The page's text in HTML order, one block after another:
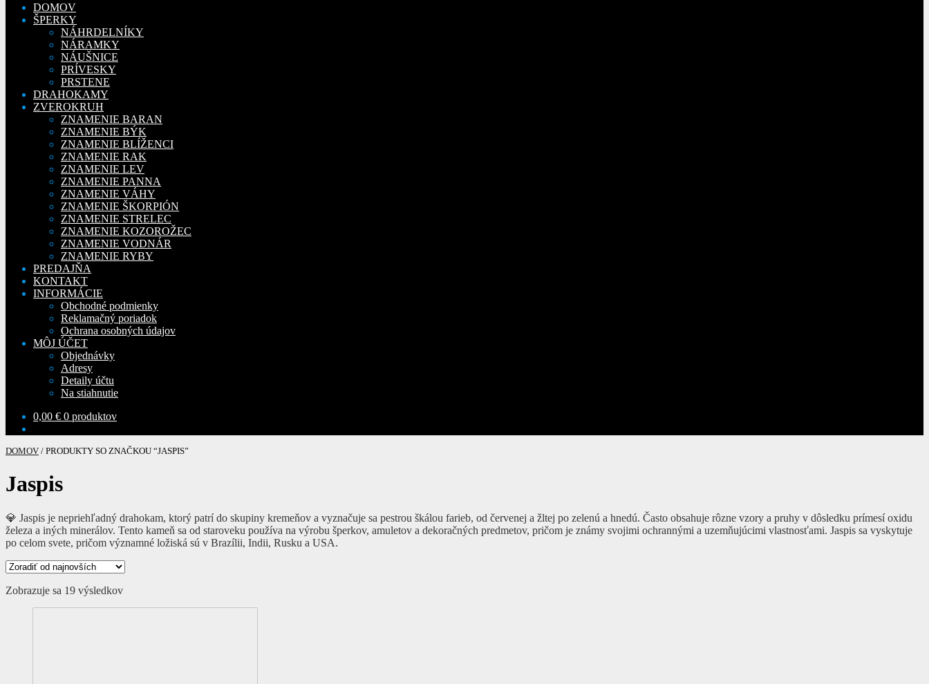
DOMOV
ŠPERKY
NÁHRDELNÍKY
NÁRAMKY
NÁUŠNICE
PRÍVESKY
PRSTENE
DRAHOKAMY
ZVEROKRUH
ZNAMENIE BARAN
ZNAMENIE BÝK
ZNAMENIE BLÍŽENCI
ZNAMENIE RAK
ZNAMENIE LEV
ZNAMENIE PANNA
ZNAMENIE VÁHY
ZNAMENIE ŠKORPIÓN
ZNAMENIE STRELEC
ZNAMENIE KOZOROŽEC
ZNAMENIE VODNÁR
ZNAMENIE RYBY
PREDAJŇA
KONTAKT
INFORMÁCIE
Obchodné podmienky
Reklamačný poriadok
Ochrana osobných údajov
MÔJ ÚČET
Objednávky
Adresy
Detaily účtu
Na stiahnutie
0,00 € 0 produktov
DOMOV / PRODUKTY SO ZNAČKOU “JASPIS”
Jaspis
💎 Jaspis je nepriehľadný drahokam, ktorý patrí do skupiny kremeňov a vyznačuje sa pestrou škálou farieb, od červenej a žltej po zelenú a hnedú. Často obsahuje rôzne vzory a pruhy v dôsledku prímesí oxidu
železa a iných minerálov. Tento kameň sa od staroveku používa na výrobu šperkov, amuletov a dekoračných predmetov, pričom je známy svojimi ochrannými a uzemňujúcimi vlastnosťami. Jaspis sa vyskytuje
po celom svete, pričom významné ložiská sú v Brazílii, Indii, Rusku a USA.
Zobrazuje sa 19 výsledkovZoradené